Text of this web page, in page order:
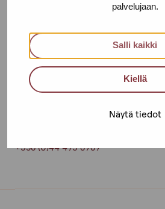
palvelujaan.
Salli kaikki
Kiellä
Näytä tiedot
Aleksis Kiven katu 10 E 55, 3rd floor
+358 (0)45 265 0480
Yliopistonkatu 24 A 18, 5th floor
+358 (0)44 493 8989